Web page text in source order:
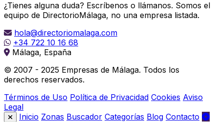
¿Tienes alguna duda? Escríbenos o llámanos. Somos el
equipo de DirectorioMálaga, no una empresa listada.
hola@directoriomalaga.com
+34 722 10 16 68
Málaga, España
© 2007 - 2025 Empresas de Málaga. Todos los
derechos reservados.
Términos de Uso Política de Privacidad Cookies Aviso
Legal
Inicio Zonas Buscador Categorías Blog Contacto